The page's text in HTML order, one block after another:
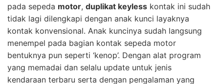
pada sepeda motor, duplikat keyless kontak ini sudah
tidak lagi dilengkapi dengan anak kunci layaknya
kontak konvensional. Anak kuncinya sudah langsung
menempel pada bagian kontak sepeda motor
bentuknya pun seperti ‘kenop’. Dengan alat program
yang memadai dan selalu update untuk jenis
kendaraan terbaru serta dengan pengalaman yang